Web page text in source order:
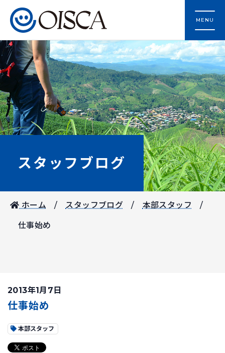
MENU
スタッフブログ
ホーム スタッフブログ 本部スタッフ
仕事始め
2013年1月7日
仕事始め
本部スタッフ